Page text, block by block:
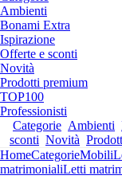
Ambienti
Bonami Extra
Ispirazione
Offerte e sconti
Novità
Prodotti premium
TOP100
Professionisti
Categorie Ambienti
sconti Novità
HomeCategorieMobili
matrimonialiLetti